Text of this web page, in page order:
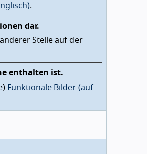
.
dar.
Stelle auf der
enthalten ist.
Funktionale Bilder (auf